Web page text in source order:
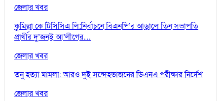
জেলার খবর
কুমিল্লা কে টিসিসিএ লি:নির্বাচনে বিএনপি’র আড়ালে তিন সভাপতি
প্রার্থীর দু’জনই আ’লীগের…
জেলার খবর
তনু হত্যা মামলা: আরও দুই সন্দেহভাজনের ডিএনএ পরীক্ষার নির্দেশ
জেলার খবর